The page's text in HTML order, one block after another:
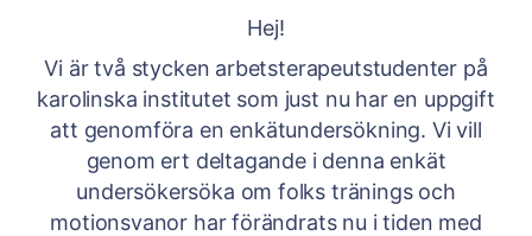
Hej!
Vi är två stycken arbetsterapeutstudenter på
karolinska institutet som just nu har en uppgift
att genomföra en enkätundersökning. Vi vill
genom ert deltagande i denna enkät
undersökersöka om folks tränings och
motionsvanor har förändrats nu i tiden med